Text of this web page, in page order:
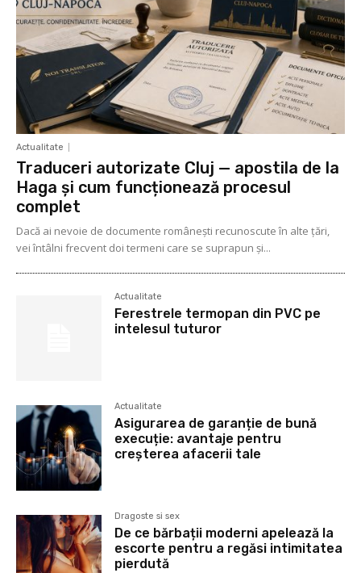
Actualitate
Traduceri autorizate Cluj — apostila de la
Haga și cum funcționează procesul
complet
Dacă ai nevoie de documente românești recunoscute în alte țări,
vei întâlni frecvent doi termeni care se suprapun și...
Actualitate
Ferestrele termopan din PVC pe
intelesul tuturor
Actualitate
Asigurarea de garanție de bună
execuție: avantaje pentru
creșterea afacerii tale
Dragoste si sex
De ce bărbații moderni apelează la
escorte pentru a regăsi intimitatea
pierdută